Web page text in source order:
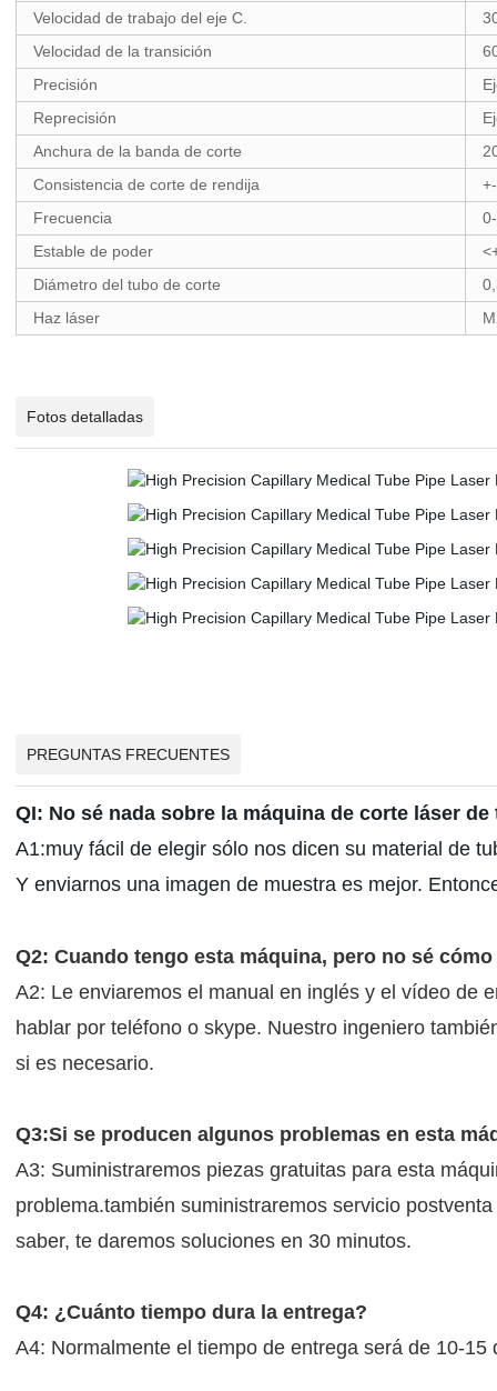
Velocidad de trabajo del eje C.
Velocidad de la transición
Precisión
Reprecisión
Anchura de la banda de corte
Consistencia de corte de rendija
Frecuencia
Estable de poder
Diámetro del tubo de corte
Haz láser
Fotos detalladas
PREGUNTAS FRECUENTES
QI: No sé nada sobre la máquina de corte láser
A1:muy fácil de elegir sólo nos dicen su material de
Y enviarnos una imagen de muestra es mejor.
Q2: Cuando tengo esta máquina, pero no sé
A2: Le enviaremos el manual en inglés y el vídeo de
hablar por teléfono o skype. Nuestro ingeniero
si es necesario.
Q3:Si se producen algunos problemas en esta
A3: Suministraremos piezas gratuitas para esta
problema.también suministraremos servicio
saber, te daremos soluciones en 30 minutos.
Q4: ¿Cuánto tiempo dura la entrega?
A4: Normalmente el tiempo de entrega será de 10-